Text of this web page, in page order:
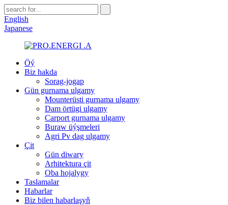
English
Japanese
Öý
Biz hakda
Sorag-jogap
Gün gurnama ulgamy
Mounterüsti gurnama ulgamy
Dam örtügi ulgamy
Carport gurnama ulgamy
Buraw üýşmeleri
Agri Pv dag ulgamy
Çit
Gün diwary
Arhitektura çit
Oba hojalygy
Taslamalar
Habarlar
Biz bilen habarlaşyň